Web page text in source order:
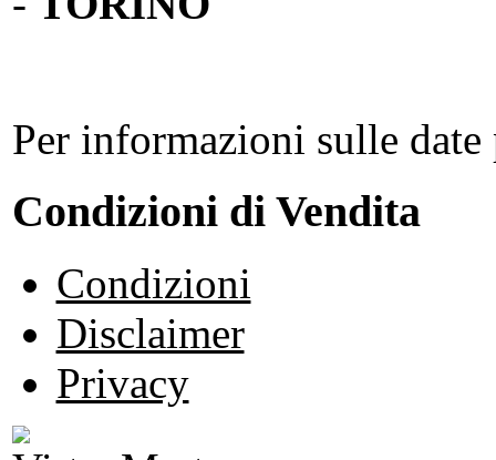
Per informazioni sulle
Condizioni di Vendita
Condizioni
Disclaimer
Privacy